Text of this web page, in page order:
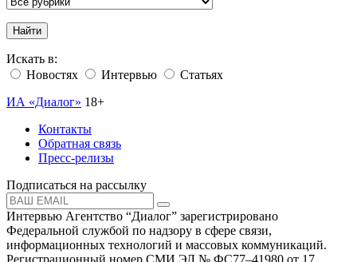
Найти
Искать в:
Новостях
Интервью
Статьях
ИА «Диалог» 18+
Контакты
Обратная связь
Пресс-релизы
Подписаться на рассылку
Интервью Агентство “Диалог” зарегистрировано
Федеральной службой по надзору в сфере связи,
информационных технологий и массовых коммуникаций.
Регистрационный номер СМИ ЭЛ № ФС77–41980 от 17